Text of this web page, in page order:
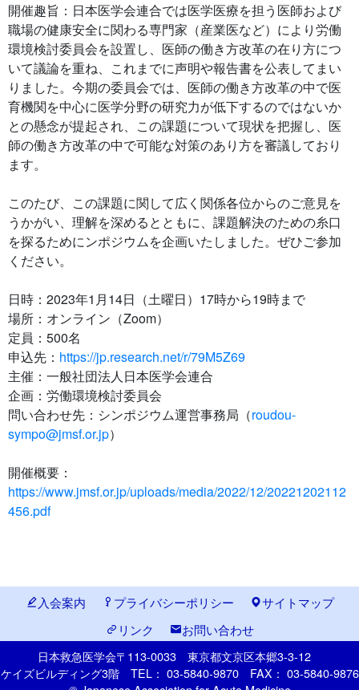
開催趣旨：日本医学会連合では医学医療を担う医師および
職場の健康安全に関わる専門家（産業医など）により労働
環境検討委員会を設置し、医師の働き方改革の在り方につ
いて議論を重ね、これまでに声明や報告書を公表してまい
りました。今期の委員会では、医師の働き方改革の中で医
育機関を中心に医学分野の研究力が低下するのではないか
との懸念が提起され、この課題について現状を把握し、医
師の働き方改革の中で可能な対策のあり方を審議しており
ます。
このたび、この課題に関して広く関係各位からのご意見を
うかがい、理解を深めるとともに、課題解決のための糸口
を探るためにンポジウムを企画いたしました。ぜひご参加
ください。
日時：2023年1月14日（土曜日）17時から19時まで
場所：オンライン（Zoom）
定員：500名
申込先： https://jp.research.net/r/79M5Z69
主催：一般社団法人日本医学会連合
企画：労働環境検討委員会
問い合わせ先：シンポジウム運営事務局（roudou-
sympo@jmsf.or.jp）
開催概要：
https://www.jmsf.or.jp/uploads/media/2022/12/20221202112
456.pdf
入会案内 プライバシーポリシー
サイトマップ
リンク
お問い合わせ
日本救急医学会〒113-0033 東京都文京区本郷3-3-12
ケイズビルディング3階 TEL： 03-5840-9870 FAX： 03-5840-9876